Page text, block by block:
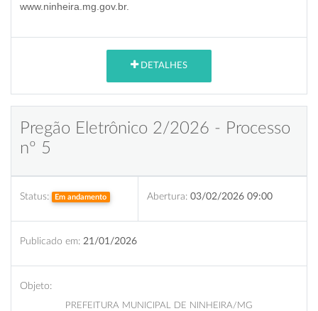
www.ninheira.mg.gov.br.
DETALHES
Pregão Eletrônico 2/2026 - Processo
nº 5
Status: Em andamento Abertura: 03/02/2026 09:00
Publicado em: 21/01/2026
Objeto:
PREFEITURA MUNICIPAL DE NINHEIRA/MG